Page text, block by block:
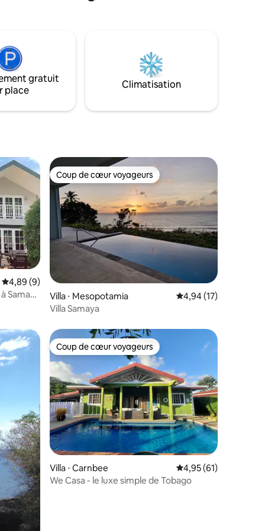
inoubliables dans ce mélange parfait de
détente et d'aventure. Réservez votre
séjour aujourd'hui !
gratuit
place
Climatisation
: 4,67 sur 5
Évaluation moyenne sur la base de 9 commentaires : 4,89 sur 5
4,89 (9)
Samaan
Coup de cœur voyageurs
Coup de cœur voyageurs
Villa ⋅ Mesopotamia Évaluation moyenne
4,94 (17)
Villa Samaya
Coup de cœur voyageurs
Coup de cœur voyageurs
Villa ⋅ Carnbee Évaluation moyenne
4,95 (61)
We Casa - le luxe simple de Tobago